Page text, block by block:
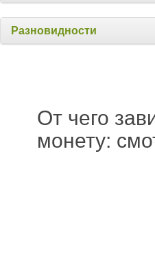
Разновидности
От чего
монету: